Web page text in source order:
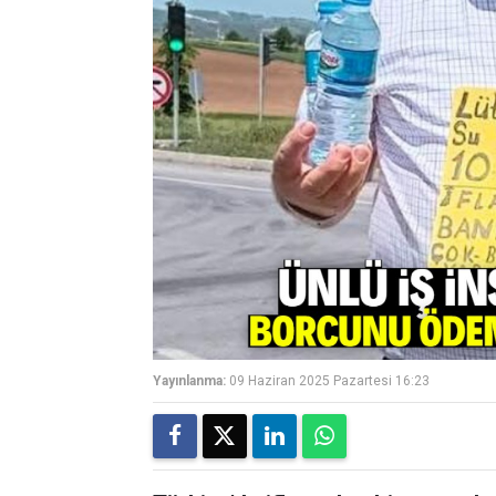
Yayınlanma: 09 Haziran 2025 Pazartesi 16:23